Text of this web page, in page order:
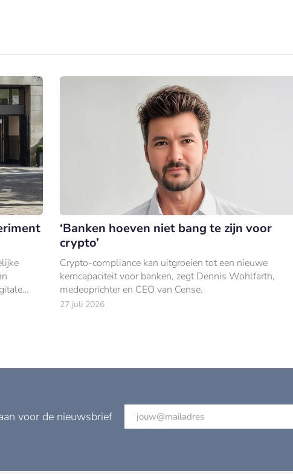
‘Banken hoeven niet bang te zijn voor
crypto’
Crypto-compliance kan uitgroeien tot een nieuwe
kerncapaciteit voor banken, zegt Dennis Wohlfarth,
medeoprichter en CEO van Cense.
27 juli 2026
voor de nieuwsbrief